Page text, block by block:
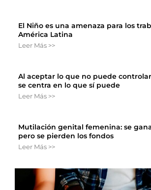
El Niño es una amenaza para los
América Latina
Leer Más >>
Al aceptar lo que no puede
se centra en lo que sí puede
Leer Más >>
Mutilación genital femenina: se
pero se pierden los fondos
Leer Más >>